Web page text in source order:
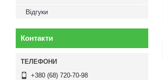
Відгуки
Контакти
+380 (68) 720-70-98